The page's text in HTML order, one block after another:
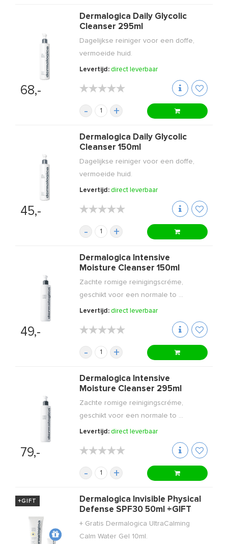
68,-
Dermalogica Daily Glycolic
Cleanser 295ml
Dagelijkse reiniger voor een doffe,
vermoeide huid.
Levertijd: direct leverbaar
★★★★★
★★★★★
- +
45,-
Dermalogica Daily Glycolic
Cleanser 150ml
Dagelijkse reiniger voor een doffe,
vermoeide huid.
Levertijd: direct leverbaar
★★★★★
★★★★★
- +
49,-
Dermalogica Intensive
Moisture Cleanser 150ml
Zachte romige reinigingscréme,
geschikt voor een normale to ...
Levertijd: direct leverbaar
★★★★★
★★★★★
- +
79,-
Dermalogica Intensive
Moisture Cleanser 295ml
Zachte romige reinigingscréme,
geschikt voor een normale to ...
Levertijd: direct leverbaar
★★★★★
★★★★★
- +
+GIFT
Dermalogica Invisible Physical
Defense SPF30 50ml +GIFT
+ Gratis Dermalogica UltraCalming
Calm Water Gel 10ml.